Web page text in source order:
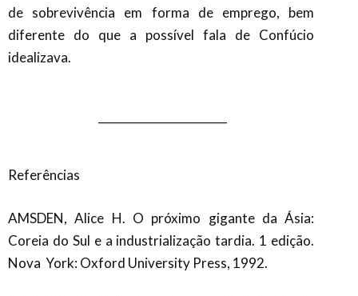
de sobrevivência em forma de emprego, bem
diferente do que a possível fala de Confúcio
idealizava.
Referências
AMSDEN, Alice H. O próximo gigante da Ásia:
Coreia do Sul e a industrialização tardia. 1 edição.
Nova York: Oxford University Press, 1992.